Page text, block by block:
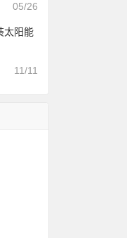
05/26
太阳能
11/11